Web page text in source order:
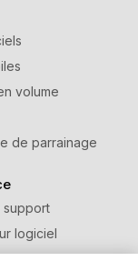
volume
de parrainage
support
logiciel